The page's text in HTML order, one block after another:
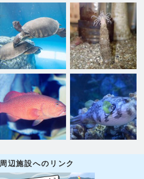
周辺施設へのリンク